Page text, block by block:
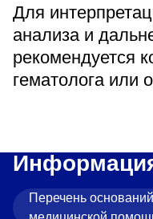
Для
анализа и
рекомендуется
гематолога или
Перечень